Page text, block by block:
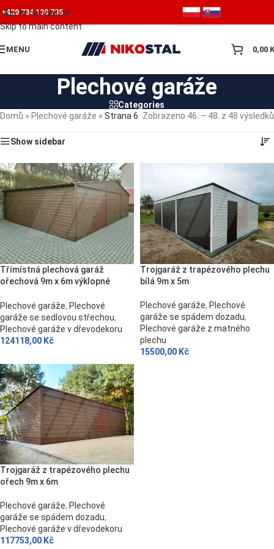
Skip to navigation
Skip to main content
+420 734 130 735
MENU 0,00
Plechové garáže
Categories
Domů » Plechové garáže » Strana 6 Zobrazeno 46. – 48. z 48 výsledků
Show sidebar
Třímístná plechová garáž
ořechová 9m x 6m výklopné
Plechové garáže, Plechové
garáže se sedlovou střechou,
Plechové garáže v dřevodekoru
124118,00 Kč
Trojgaráž z trapézového plechu
bílá 9m x 5m
Plechové garáže, Plechové
garáže se spádem dozadu,
Plechové garáže z matného
plechu
15500,00 Kč
Trojgaráž z trapézového plechu
ořech 9m x 6m
Plechové garáže, Plechové
garáže se spádem dozadu,
Plechové garáže v dřevodekoru
117753,00 Kč